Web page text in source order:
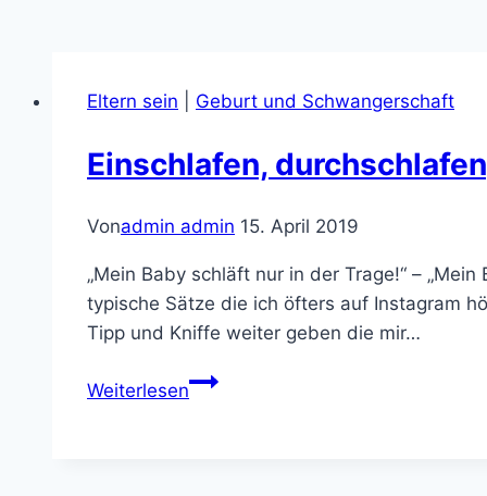
Eltern sein Geburt und Schwangerschaft
Einschlafen,
Vonadmin admin 15. April 2019
„Mein Baby schläft nur in der Trage!“ –
typische Sätze die ich öfters auf Instagram
Tipp und Kniffe weiter geben die mir…
WeiterlesenEinschlafen,